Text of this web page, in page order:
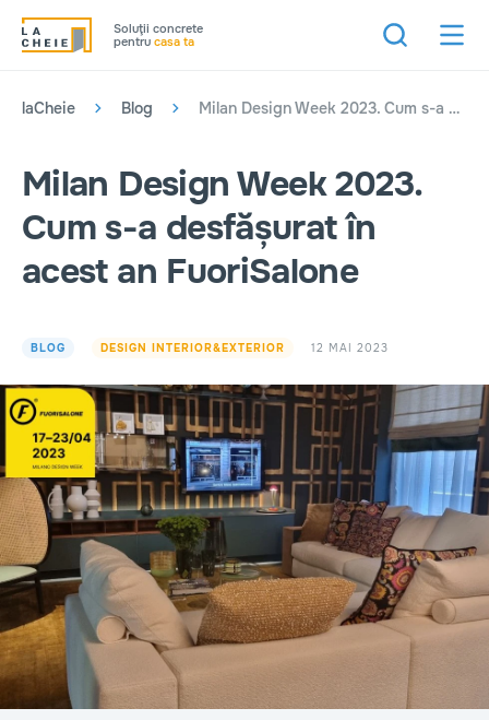
Soluţii concrete
pentru casa ta
laCheie Blog Milan Design Week 2023. Cum s-a desfășurat în acest an FuoriSalone
Milan Design Week 2023.
Cum s-a desfășurat în
acest an FuoriSalone
BLOG DESIGN INTERIOR&EXTERIOR 12 MAI 2023